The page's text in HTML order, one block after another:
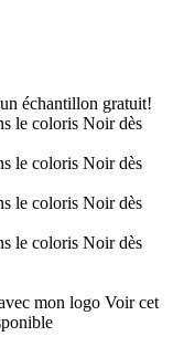
échantillon gratuit!
mon logo Voir cet